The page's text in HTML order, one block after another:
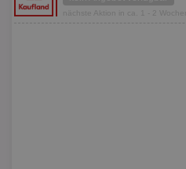
nächste Aktion in ca. 1 - 2 Wochen